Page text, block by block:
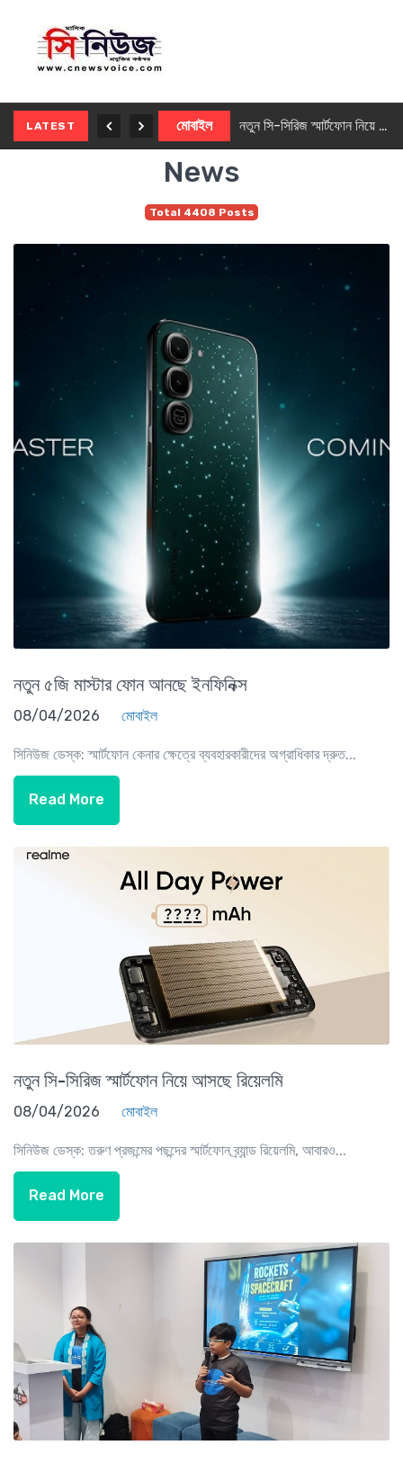
LATEST মোবাইল নতুন সি-সিরিজ স্মার্টফোন নিয়ে আসছে রিয়েলমি
News
Total 4408 Posts
নতুন ৫জি মাস্টার ফোন আনছে ইনফিনিক্স
08/04/2026 মোবাইল
সিনিউজ ডেস্ক: স্মার্টফোন কেনার ক্ষেত্রে ব্যবহারকারীদের অগ্রাধিকার দ্রুত...
Read More
নতুন সি-সিরিজ স্মার্টফোন নিয়ে আসছে রিয়েলমি
08/04/2026 মোবাইল
সিনিউজ ডেস্ক: তরুণ প্রজন্মের পছন্দের স্মার্টফোন ব্র্যান্ড রিয়েলমি, আবারও...
Read More